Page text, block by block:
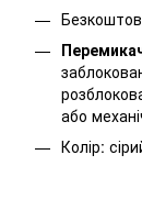
або
Колір: